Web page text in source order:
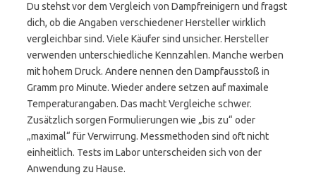
Du stehst vor dem Vergleich von Dampfreinigern und fragst
dich, ob die Angaben verschiedener Hersteller wirklich
vergleichbar sind. Viele Käufer sind unsicher. Hersteller
verwenden unterschiedliche Kennzahlen. Manche werben
mit hohem Druck. Andere nennen den Dampfausstoß in
Gramm pro Minute. Wieder andere setzen auf maximale
Temperaturangaben. Das macht Vergleiche schwer.
Zusätzlich sorgen Formulierungen wie „bis zu“ oder
„maximal“ für Verwirrung. Messmethoden sind oft nicht
einheitlich. Tests im Labor unterscheiden sich von der
Anwendung zu Hause.